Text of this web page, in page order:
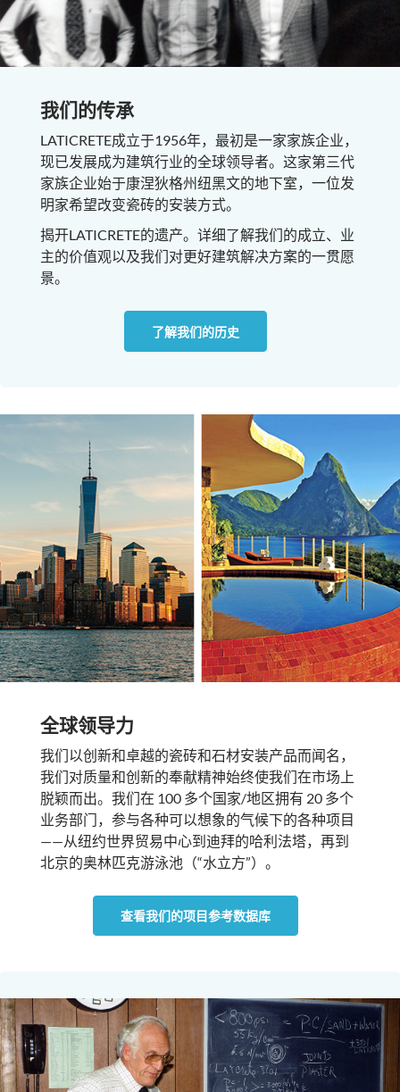
我们的传承
LATICRETE成立于1956年，最初是一家家族企业，
现已发展成为建筑行业的全球领导者。这家第三代
家族企业始于康涅狄格州纽黑文的地下室，一位发
明家希望改变瓷砖的安装方式。
揭开LATICRETE的遗产。详细了解我们的成立、业
主的价值观以及我们对更好建筑解决方案的一贯愿
景。
了解我们的历史
全球领导力
我们以创新和卓越的瓷砖和石材安装产品而闻名，
我们对质量和创新的奉献精神始终使我们在市场上
脱颖而出。我们在 100 多个国家/地区拥有 20 多个
业务部门，参与各种可以想象的气候下的各种项目
——从纽约世界贸易中心到迪拜的哈利法塔，再到
北京的奥林匹克游泳池（“水立方”）。
查看我们的项目参考数据库